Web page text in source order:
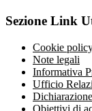
Sezione Link
Cookie
Note legali
Informativa
Ufficio
Obiettivi di